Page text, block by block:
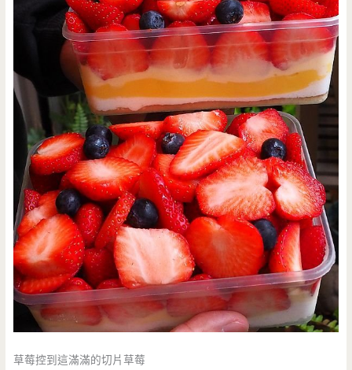
草莓控到這滿滿的切片草莓